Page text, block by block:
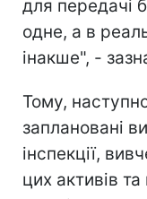
для передачі
одне, а в
інакше", -
Тому,
заплановані
інспекції,
цих активів